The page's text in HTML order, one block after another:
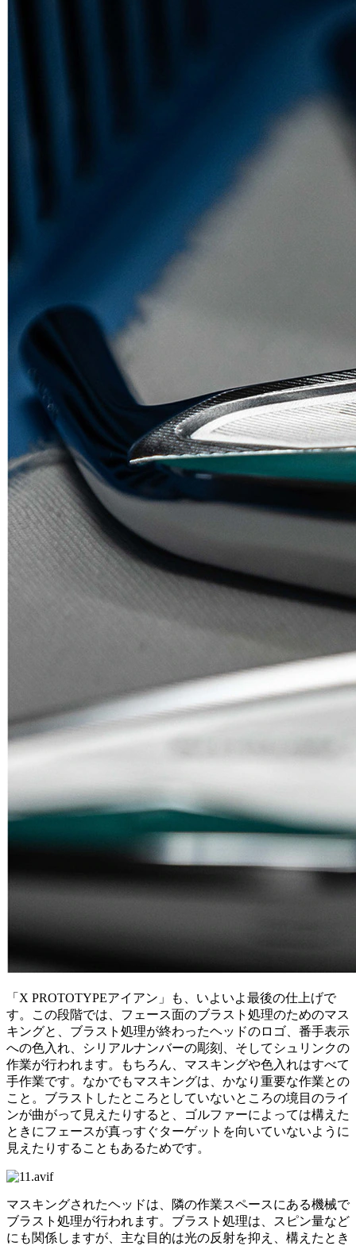
「X PROTOTYPEアイアン」も、いよいよ最後の仕上げで
す。この段階では、フェース面のブラスト処理のためのマス
キングと、ブラスト処理が終わったヘッドのロゴ、番手表示
への色入れ、シリアルナンバーの彫刻、そしてシュリンクの
作業が行われます。もちろん、マスキングや色入れはすべて
手作業です。なかでもマスキングは、かなり重要な作業との
こと。ブラストしたところとしていないところの境目のライ
ンが曲がって見えたりすると、ゴルファーによっては構えた
ときにフェースが真っすぐターゲットを向いていないように
見えたりすることもあるためです。
マスキングされたヘッドは、隣の作業スペースにある機械で
ブラスト処理が行われます。ブラスト処理は、スピン量など
にも関係しますが、主な目的は光の反射を抑え、構えたとき